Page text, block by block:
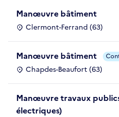
Manœuvre bâtiment
Clermont-Ferrand (63)
Manœuvre bâtiment
Chapdes-Beaufort (63)
Manœuvre travaux
électriques)